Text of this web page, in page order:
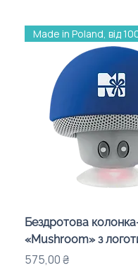
Made in Poland, від
Бездротова
«Mushroom» з
Ціна
575,00 ₴